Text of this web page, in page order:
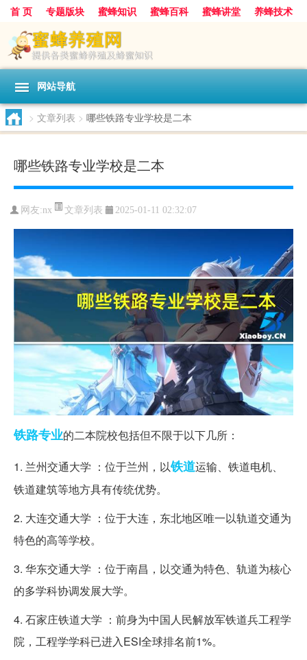
首 页 专题版块 蜜蜂知识 蜜蜂百科 蜜蜂讲堂
养蜂技术
中华蜜蜂
蜂蜜 胡蜂
网站导航
> 文章列表 > 哪些铁路专业学校是二本
哪些铁路专业学校是二本
网友:nx 文章列表 2025-01-11 02:32:07
铁路专业的二本院校包括但不限于以下几所：
1. 兰州交通大学 ：位于兰州，以铁道运输、铁道电机、
铁道建筑等地方具有传统优势。
2. 大连交通大学 ：位于大连，东北地区唯一以轨道交通为
特色的高等学校。
3. 华东交通大学 ：位于南昌，以交通为特色、轨道为核心
的多学科协调发展大学。
4. 石家庄铁道大学 ：前身为中国人民解放军铁道兵工程学
院，工程学学科已进入ESI全球排名前1%。